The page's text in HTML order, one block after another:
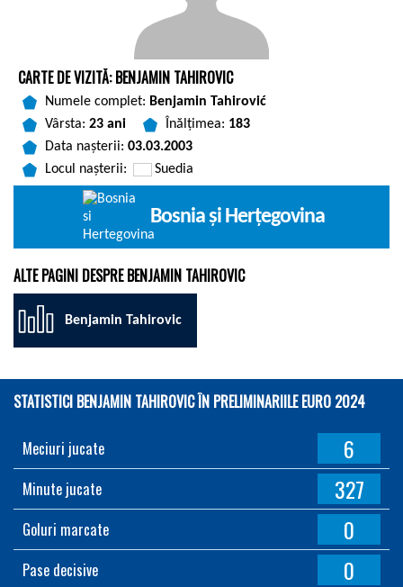
CARTE DE VIZITĂ: BENJAMIN TAHIROVIC
Numele complet: Benjamin Tahirović
Vârsta: 23 ani Înălțimea: 183
Data nașterii: 03.03.2003
Locul nașterii:
Suedia
Bosnia și Herțegovina
ALTE PAGINI DESPRE BENJAMIN TAHIROVIC
Benjamin Tahirovic
STATISTICI BENJAMIN TAHIROVIC ÎN PRELIMINARIILE EURO 2024
Meciuri jucate 6
Minute jucate 327
Goluri marcate 0
Pase decisive 0